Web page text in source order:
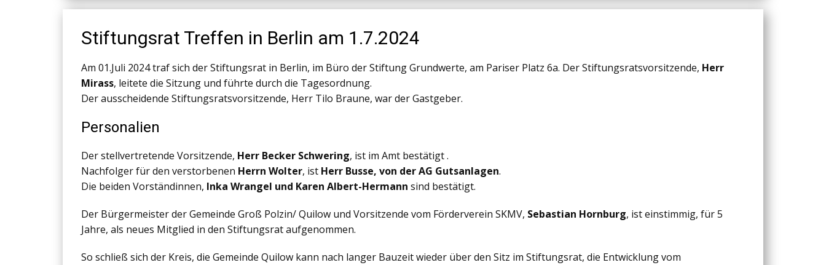
Stiftungsrat Treffen in Berlin am 1.7.2024
Am 01.Juli 2024 traf sich der Stiftungsrat in Berlin, im Büro der Stiftung Grundwerte, am Pariser Platz 6a. Der Stiftungsratsvorsitzende, Herr
Mirass, leitete die Sitzung und führte durch die Tagesordnung.
Der ausscheidende Stiftungsratsvorsitzende, Herr Tilo Braune, war der Gastgeber.
Personalien
Der stellvertretende Vorsitzende, Herr Becker Schwering, ist im Amt bestätigt .
Nachfolger für den verstorbenen Herrn Wolter, ist Herr Busse, von der AG Gutsanlagen.
Die beiden Vorständinnen, Inka Wrangel und Karen Albert-Hermann sind bestätigt.
Der Bürgermeister der Gemeinde Groß Polzin/ Quilow und Vorsitzende vom Förderverein SKMV, Sebastian Hornburg, ist einstimmig, für 5
Jahre, als neues Mitglied in den Stiftungsrat aufgenommen.
So schließ sich der Kreis, die Gemeinde Quilow kann nach langer Bauzeit wieder über den Sitz im Stiftungsrat, die Entwicklung vom